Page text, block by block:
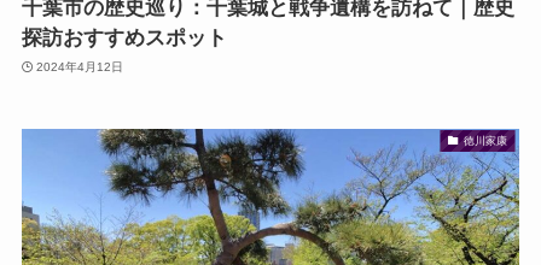
千葉市の歴史巡り：千葉城と戦争遺構を訪ねて｜歴史
探訪おすすめスポット
2024年4月12日
徳川家康